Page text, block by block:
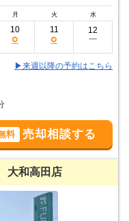
月 火 水
10
○
11
○
12
ー
▶来週以降の予約はこちら
料 売却相談する
大和高田店